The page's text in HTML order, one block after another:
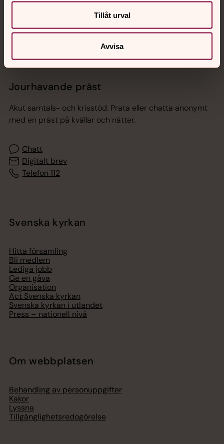
Tillåt urval
Avvisa
Sociala kanaler
Jourhavande präst
Akut samtals- och krisstöd. Prata eller chatta anonymt
med en präst på kvällar och nätter.
Chatt
Digitalt brev
Telefon 112
Svenska kyrkan
Hitta församling
Bli medlem
Lediga jobb
Ge en gåva
Organisation
Act Svenska kyrkan
Svenska kyrkan i utlandet
Press – nationell nivå
Om webbplatsen
Behandling av personuppgifter
Kakor
Lyssna
Tillgänglighetsredogörelse